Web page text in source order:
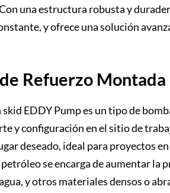
una estructura robusta y
y ofrece una solución
Refuerzo Montada
EDDY Pump es un tipo de
y configuración en el sitio de
deseado, ideal para proyectos
se encarga de aumentar la
y otros materiales densos o